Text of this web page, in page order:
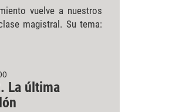
vuelve a nuestros
magistral. Su tema:
La última